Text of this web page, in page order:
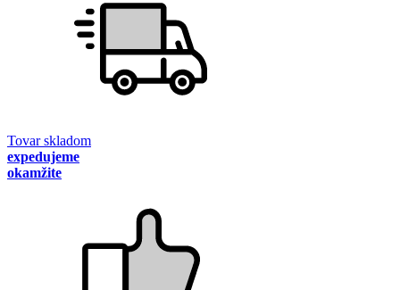
Tovar skladom
expedujeme
okamžite